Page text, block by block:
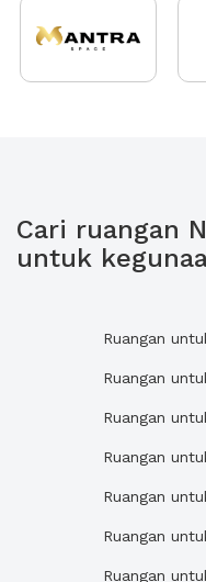
Cari ruangan
untuk
Ruangan
Ruangan
Ruangan
Ruangan
Ruangan
Ruangan
Ruangan